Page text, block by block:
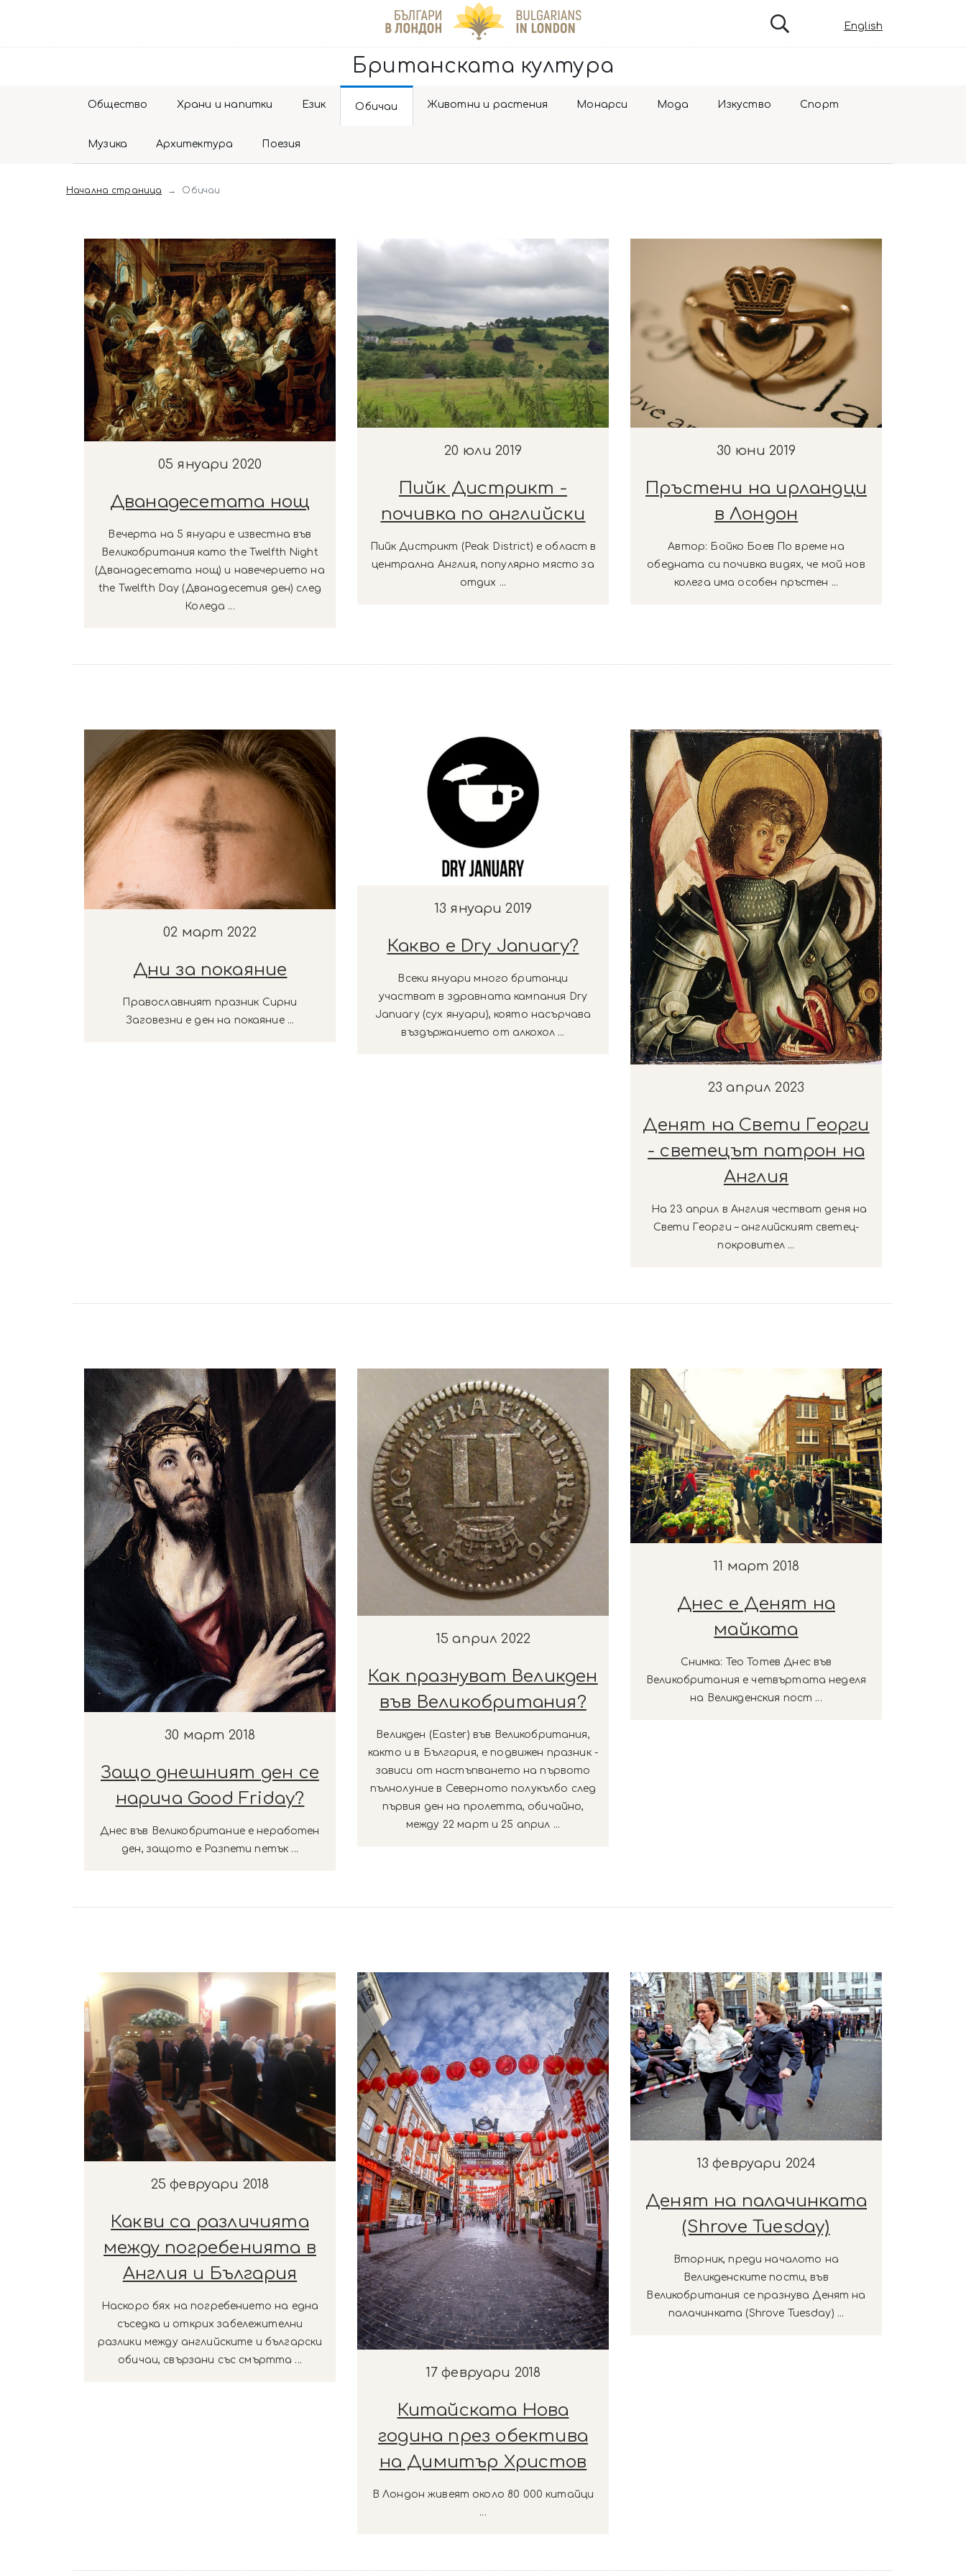
English
Британската култура
Общество Храни и напитки Език Обичаи Животни и растения Монарси Мода Изкуство Спорт
Музика Архитектура Поезия
Начална страница Обичаи
05 януари 2020
Дванадесетата нощ
Вечерта на 5 януари е известна във
Великобритания като the Twelfth Night
(Дванадесетата нощ) и навечерието на
the Twelfth Day (Дванадесетия ден) след
Коледа ...
20 юли 2019
Пийк Дистрикт -
почивка по английски
Пийк Дистрикт (Peak District) е област в
централна Англия, популярно място за
отдих ...
30 юни 2019
Пръстени на ирландци
в Лондон
Автор: Бойко Боев По време на
обедната си почивка видях, че мой нов
колега има особен пръстен ...
02 март 2022
Дни за покаяние
Православният празник Сирни
Заговезни е ден на покаяние ...
13 януари 2019
Какво е Dry January?
Всеки януари много британци
участват в здравната кампания Dry
January (сух януари), която насърчава
въздържанието от алкохол ...
23 април 2023
Денят на Свети Георги
- светецът патрон на
Англия
На 23 април в Англия честват деня на
Свети Георги – английският светец-
покровител ...
30 март 2018
Защо днешният ден се
нарича Good Friday?
Днес във Великобритание е неработен
ден, защото е Разпети петък ...
15 април 2022
Как празнуват Великден
във Великобритания?
Великден (Easter) във Великобритания,
както и в България, е подвижен празник -
зависи от настъпването на първото
пълнолуние в Северното полукълбо след
първия ден на пролетта, обичайно,
между 22 март и 25 април ...
11 март 2018
Днес e Денят на
майката
Снимка: Тео Тотев Днес във
Великобритания е четвъртата неделя
на Великденския пост ...
25 февруари 2018
Какви са различията
между погребенията в
Англия и България
Наскоро бях на погребението на една
съседка и открих забележителни
разлики между английските и български
обичаи, свързани със смъртта ...
17 февруари 2018
Китайската Нова
година през обектива
на Димитър Христов
В Лондон живеят около 80 000 китайци
...
13 февруари 2024
Денят на палачинката
(Shrove Tuesday)
Вторник, преди началото на
Великденските пости, във
Великобритания се празнува Денят на
палачинката (Shrove Tuesday) ...